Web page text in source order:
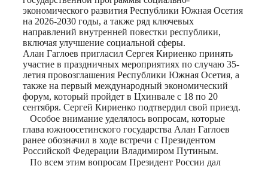
экономического развития Республики Южная Осетия
на 2026-2030 годы, а также ряд ключевых
направлений внутренней повестки республики,
включая улучшение социальной сферы.
Алан Гаглоев пригласил Сергея Кириенко принять
участие в праздничных мероприятиях по случаю 35-
летия провозглашения Республики Южная Осетия, а
также на первый международный экономический
форум, который пройдет в Цхинвале с 18 по 20
сентября. Сергей Кириенко подтвердил свой приезд.
⠀Особое внимание уделялось вопросам, которые
глава южноосетинского государства Алан Гаглоев
ранее обозначил в ходе встречи с Президентом
Российской Федерации Владимиром Путиным.
⠀По всем этим вопросам Президент России дал